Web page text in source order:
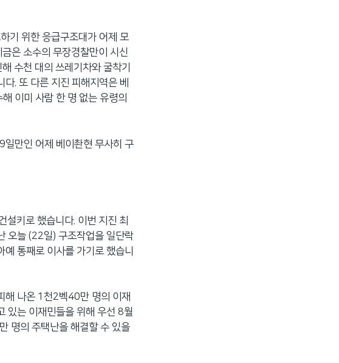
기 위한 응급구조대가 어제 모
은 소수의 무장경찰만이 시신
수천 대의 쓰레기차와 굴착기
. 또 다른 지진 피해지역은 베
이미 사람 한 명 없는 유령의
만인 어제 베이촨현 무사히 구
설키로 했습니다. 이번 지진 최
오늘 (22일) 구조작업을 일단락
통째로 이사를 가기로 했습니
해 나온 1천2벡40만 명의 이재
있는 이재민들을 위해 우선 8월
명의 주택난을 해결할 수 있을